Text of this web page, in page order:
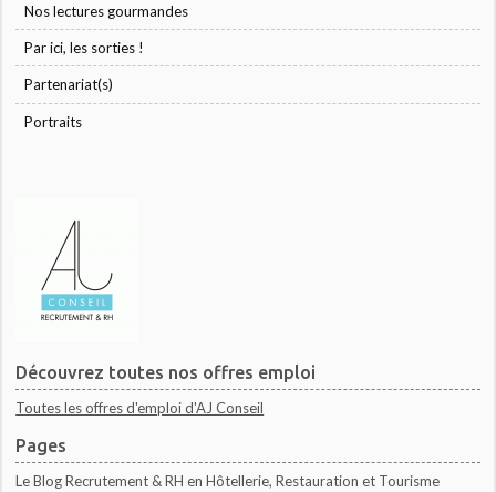
Nos lectures gourmandes
Par ici, les sorties !
Partenariat(s)
Portraits
Découvrez toutes nos offres emploi
Toutes les offres d'emploi d'AJ Conseil
Pages
Le Blog Recrutement & RH en Hôtellerie, Restauration et Tourisme